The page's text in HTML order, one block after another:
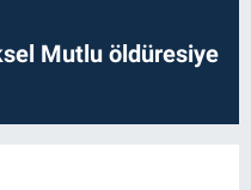
Mutlu öldüresiye